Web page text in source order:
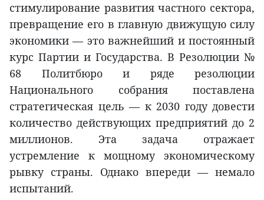
стимулирование развития частного сектора,
превращение его в главную движущую силу
экономики — это важнейший и постоянный
курс Партии и Государства. В Резолюции №
68 Политбюро и ряде резолюции
Национального собрания поставлена
стратегическая цель — к 2030 году довести
количество действующих предприятий до 2
миллионов. Эта задача отражает
устремление к мощному экономическому
рывку страны. Однако впереди — немало
испытаний.